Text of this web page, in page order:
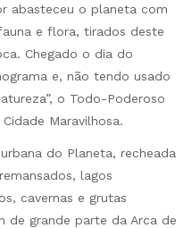
abasteceu o planeta com
e flora, tirados deste
Chegado o dia do
e, não tendo usado
o Todo-Poderoso
Maravilhosa.
do Planeta, recheada
lagos
cavernas e grutas
de grande parte da Arca de